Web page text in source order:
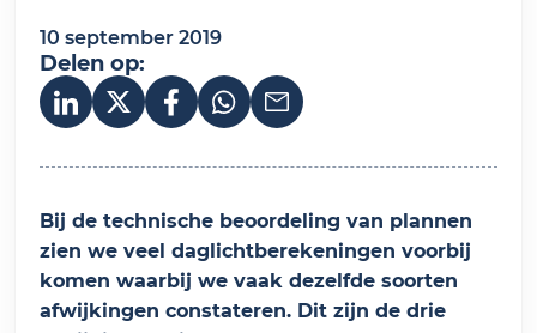
10 september 2019
Delen op:
Deel op LinkedIn
Bij de technische beoordeling van plannen
zien we veel daglichtberekeningen voorbij
komen waarbij we vaak dezelfde soorten
afwijkingen constateren. Dit zijn de drie